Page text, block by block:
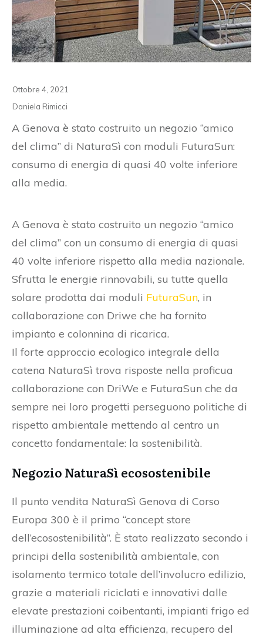
Ottobre 4, 2021
Daniela Rimicci
A Genova è stato costruito un negozio “amico
del clima” di NaturaSì con moduli FuturaSun:
consumo di energia di quasi 40 volte inferiore
alla media.
A Genova è stato costruito un negozio “amico
del clima” con un consumo di energia di quasi
40 volte inferiore rispetto alla media nazionale.
Sfrutta le energie rinnovabili, su tutte quella
solare prodotta dai moduli FuturaSun, in
collaborazione con Driwe che ha fornito
impianto e colonnina di ricarica.
Il forte approccio ecologico integrale della
catena NaturaSì trova risposte nella proficua
collaborazione con DriWe e FuturaSun che da
sempre nei loro progetti perseguono politiche di
rispetto ambientale mettendo al centro un
concetto fondamentale: la sostenibilità.
Negozio NaturaSì ecosostenibile
Il punto vendita NaturaSì Genova di Corso
Europa 300 è il primo “concept store
dell’ecosostenibilità”. È stato realizzato secondo i
principi della sostenibilità ambientale, con
isolamento termico totale dell’involucro edilizio,
grazie a materiali riciclati e innovativi dalle
elevate prestazioni coibentanti, impianti frigo ed
illuminazione ad alta efficienza, recupero del